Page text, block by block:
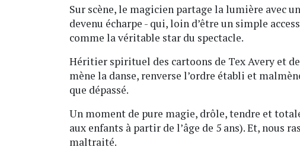
Sur scène, le magicien partage la lumière avec
devenu écharpe - qui, loin d’être un simple
comme la véritable star du spectacle.
Héritier spirituel des cartoons de Tex Avery et
mène la danse, renverse l’ordre établi et
que dépassé.
Un moment de pure magie, drôle, tendre et
aux enfants à partir de l’âge de 5 ans). Et, nous
maltraité.